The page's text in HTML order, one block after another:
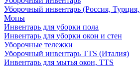
Уборочный инвентарь (Россия,
Мопы
Инвентарь для уборки пола
Инвентарь для уборки окон и стен
Уборочные тележки
Уборочный инвентарь TTS (Италия)
Инвентарь для мытья окон, TTS